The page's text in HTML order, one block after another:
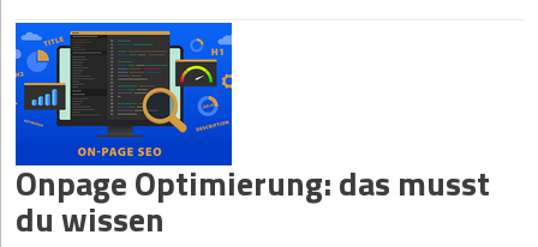
Onpage Optimierung: das musst
du wissen